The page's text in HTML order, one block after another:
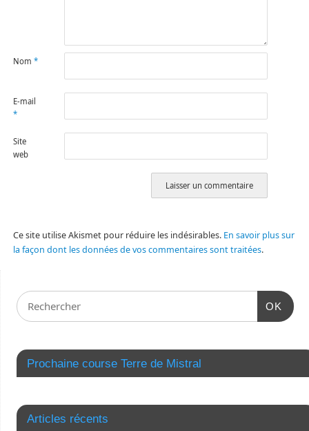
Nom *
E-mail
*
Site
web
Ce site utilise Akismet pour réduire les indésirables. En savoir plus sur
la façon dont les données de vos commentaires sont traitées.
OK
Prochaine course Terre de Mistral
Articles récents